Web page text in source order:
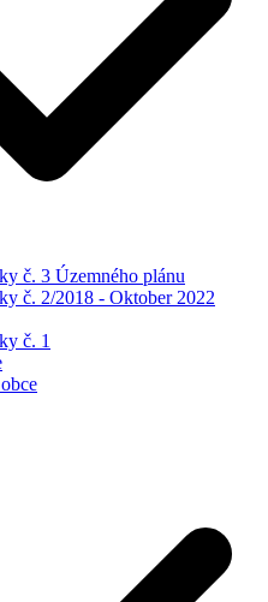
č. 3 Územného plánu
č. 2/2018 - Oktober 2022
č. 1